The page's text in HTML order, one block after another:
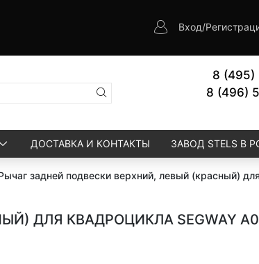
Вход/
8 (495)
8 (496)
ДОСТАВКА И КОНТАКТЫ ЗАВОД STELS В
задней подвески верхний, левый (красный)
ДЛЯ КВАДРОЦИКЛА SEGWAY